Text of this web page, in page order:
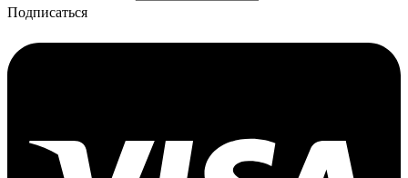
Подписаться